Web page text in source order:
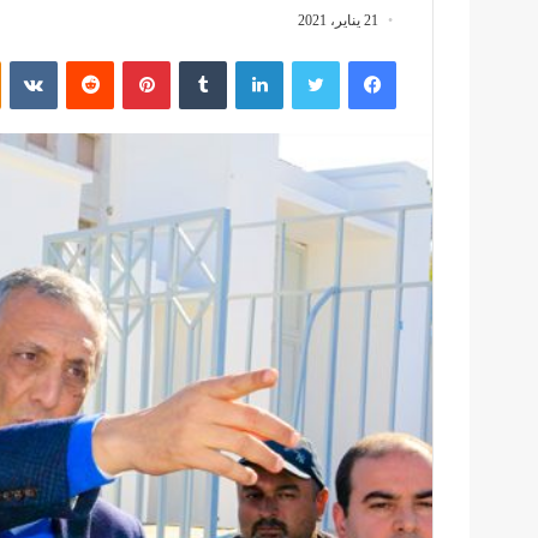
21 يناير، 2021
فيسبوك تويتر لينكدإن بينتيريست